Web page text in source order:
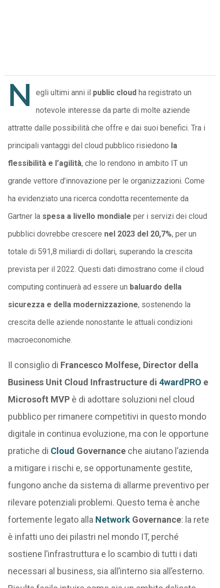
N egli ultimi anni il public cloudha registrato un
notevole interesse da parte di molte aziende
attratte dalle possibilità che offre e dai suoi benefici. Tra i
principali vantaggi del cloud pubblico risiedono la
flessibilità e l’agilità, che lo rendono in ambito IT un
grande vettore d’innovazione per le organizzazioni. Come
ha evidenziato una ricerca condotta recentemente da
Gartner la spesa a livello mondiale per i servizi dei cloud
pubblici dovrebbe crescere nel 2023 del 20,7%, per un
totale di 591,8 miliardi di dollari, superando la crescita
prevista per il 2022. Questi dati dimostrano come il cloud
computing continuerà ad essere un baluardo della
sicurezza e della modernizzazione, sostenendo la
crescita delle aziende nonostante le attuali condizioni
macroeconomiche.
Il consiglio di Francesco Molfese, Director della
Business Unit Cloud Infrastructure di 4wardPRO e
Microsoft MVPè di adottare soluzioni nel cloud
pubblico per rimanere competitivi in questo mondo
digitale in continua evoluzione, ma con le opportune
pratiche di Cloud Governanceche aiutano l’azienda
a mitigare i rischi e, se opportunamente gestite,
fungono anche da sistema di allarme preventivo per
rilevare potenziali problemi. Questo tema è anche
fortemente legato alla NetworkGovernance: la rete
è infatti uno dei pilastri nel mondo IT, perché
sostiene l’infrastruttura e lo scambio di tutti i dati
necessari al business, sia all’interno sia all’esterno.